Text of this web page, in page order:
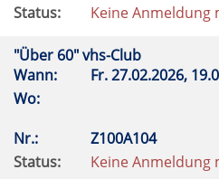
Status:
Keine Anmeldung
"Über 60" vhs-Club
Wann:
Fr.27.02.2026,
Wo:
Nr.:
Z100A104
Status:
Keine Anmeldung